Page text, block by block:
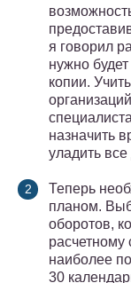
я говорил
нужно
копии.
назначить
уладить все
Теперь
планом.
оборотов,
расчетному
наиболее
30